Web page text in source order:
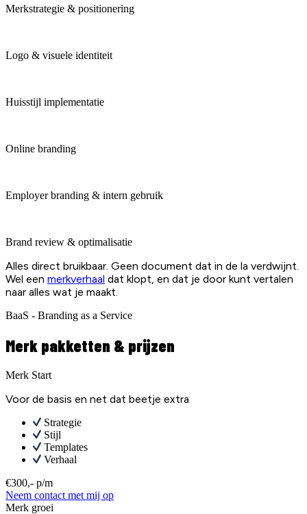
Merkstrategie & positionering
Logo & visuele identiteit
Huisstijl implementatie
Online branding
Employer branding & intern gebruik
Brand review & optimalisatie
Alles direct bruikbaar. Geen document dat in de la verdwijnt.
Wel een merkverhaal dat klopt, en dat je door kunt vertalen
naar alles wat je maakt.
BaaS - Branding as a Service
Merk pakketten & prijzen
Merk Start
Voor de basis en net dat beetje extra
Strategie
Stijl
Templates
Verhaal
€300,- p/m
Neem contact met mij op
Merk groei